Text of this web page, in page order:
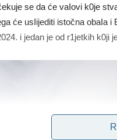
se da će vaIovi k0je
će usIijediti istočna obaIa
i jedan je od r1jetkih k0ji